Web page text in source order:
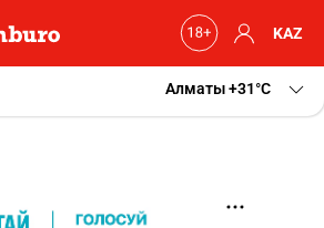
KAZ
Алматы+31 C